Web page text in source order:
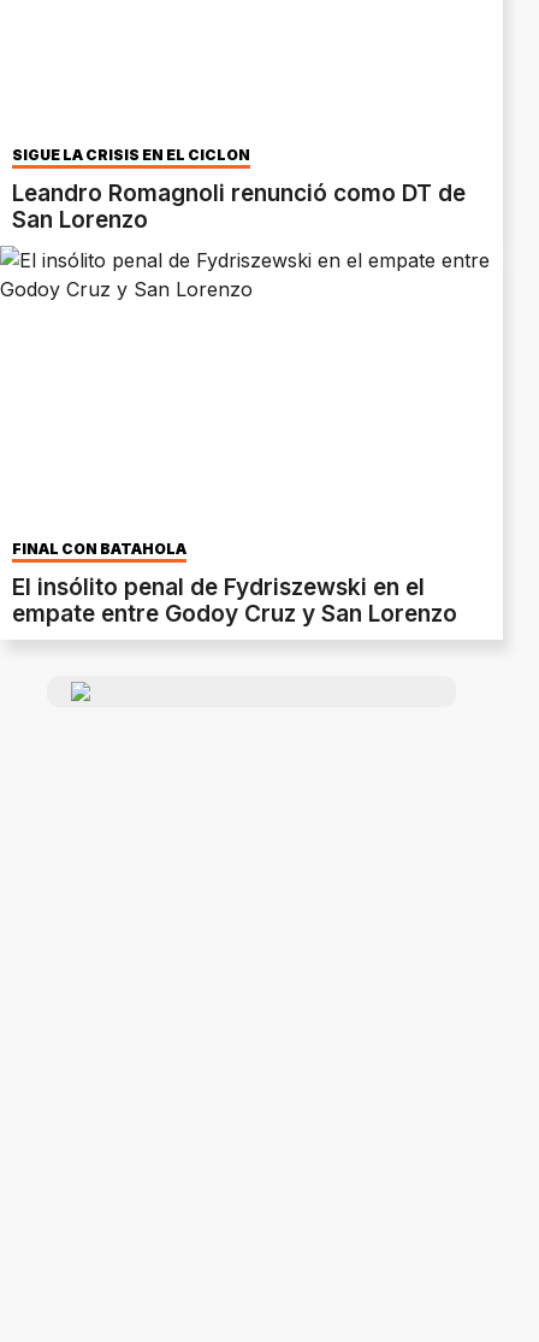
SIGUE LA CRISIS EN EL CICLON
Leandro Romagnoli renunció como DT de
San Lorenzo
FINAL CON BATAHOLA
El insólito penal de Fydriszewski en el
empate entre Godoy Cruz y San Lorenzo